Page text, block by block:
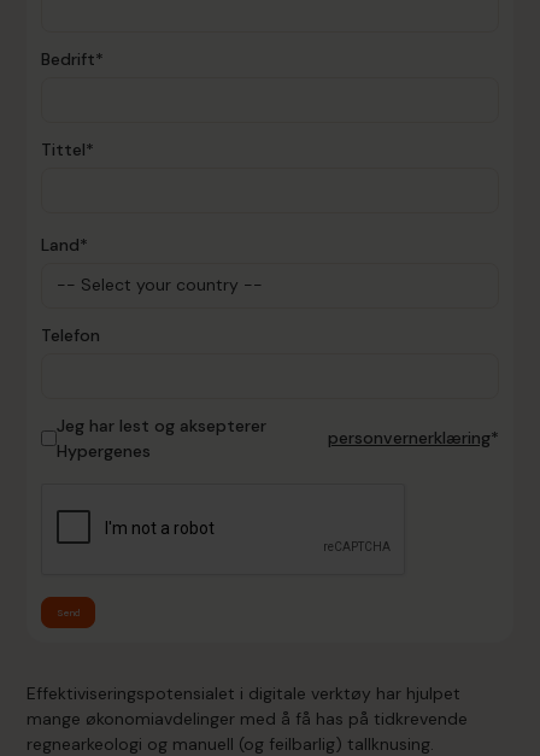
Bedrift*
Tittel*
Land*
Telefon
Jeg har lest og aksepterer
Hypergenes
personvernerklæring*
Send
Effektiviseringspotensialet i digitale verktøy har hjulpet
mange økonomiavdelinger med å få has på tidkrevende
regnearkeologi og manuell (og feilbarlig) tallknusing.